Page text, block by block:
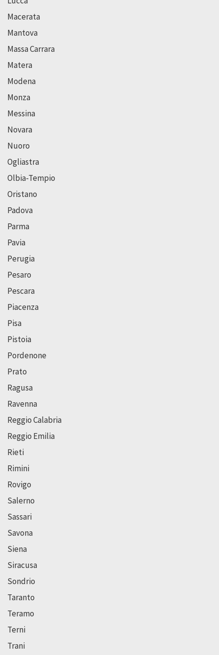
Macerata
Mantova
Massa Carrara
Matera
Modena
Monza
Messina
Novara
Nuoro
Ogliastra
Olbia-Tempio
Oristano
Padova
Parma
Pavia
Perugia
Pesaro
Pescara
Piacenza
Pisa
Pistoia
Pordenone
Prato
Ragusa
Ravenna
Reggio Calabria
Reggio Emilia
Rieti
Rimini
Rovigo
Salerno
Sassari
Savona
Siena
Siracusa
Sondrio
Taranto
Teramo
Terni
Trani